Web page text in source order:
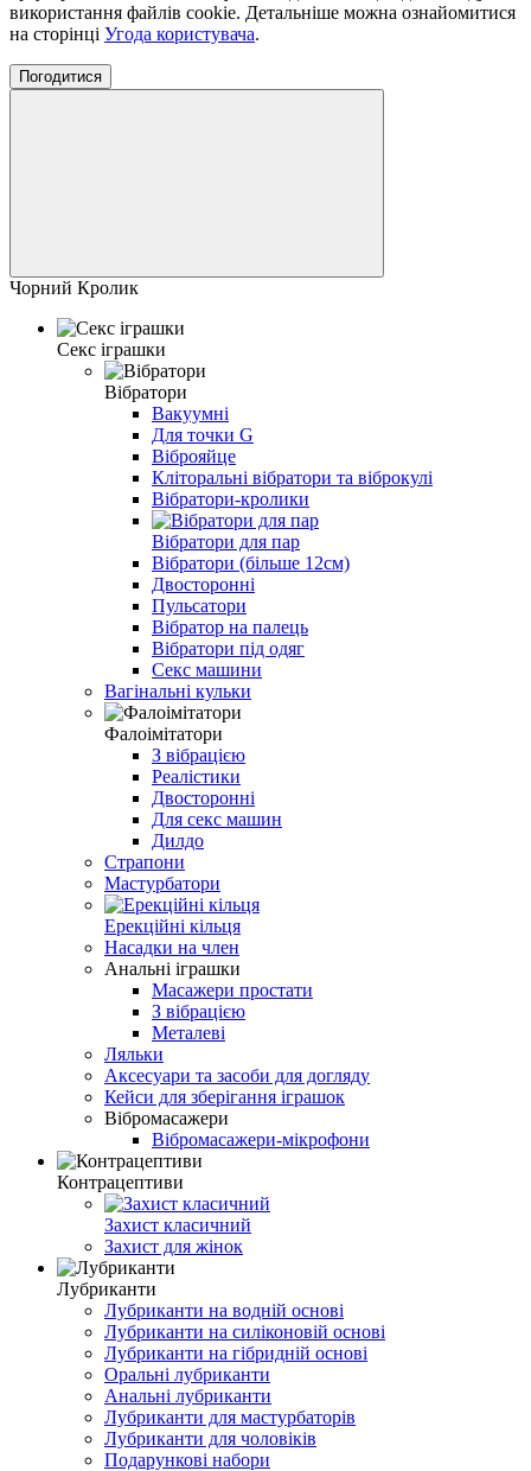
використання файлів cookie. Детальніше можна ознайомитися
на сторінці Угода користувача.
Погодитися
Чорний Кролик
Секс іграшки
Вібратори
Вакуумні
Для точки G
Віброяйце
Кліторальні вібратори та віброкулі
Вібратори-кролики
Вібратори для пар
Вібратори (більше 12см)
Двосторонні
Пульсатори
Вібратор на палець
Вібратори під одяг
Секс машини
Вагінальні кульки
Фалоімітатори
З вібрацією
Реалістики
Двосторонні
Для секс машин
Дилдо
Страпони
Мастурбатори
Ерекційні кільця
Насадки на член
Анальні іграшки
Масажери простати
З вібрацією
Металеві
Ляльки
Аксесуари та засоби для догляду
Кейси для зберігання іграшок
Вібромасажери
Вібромасажери-мікрофони
Контрацептиви
Захист класичний
Захист для жінок
Лубриканти
Лубриканти на водній основі
Лубриканти на силіконовій основі
Лубриканти на гібридній основі
Оральні лубриканти
Анальні лубриканти
Лубриканти для мастурбаторів
Лубриканти для чоловіків
Подарункові набори